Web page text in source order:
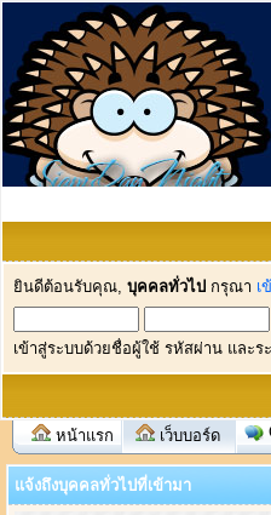
ยินดีต้อนรับคุณ, บุคคลทั่วไป กรุณา เ
เข้าสู่ระบบด้วยชื่อผู้ใช้ รหัสผ่าน และร
หน้าแรก เว็บบอร์ด
แจ้งถึงบุคคลทั่วไปที่เข้ามา